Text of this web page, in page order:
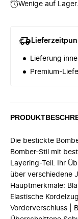
Wenige auf
Lieferung
Premium-
Die bestickte
Bomber-Stil mit
Layering-Teil. Ihr
über verschiedene
Hauptmerkmale:
Elastische
Vorderverschluss |